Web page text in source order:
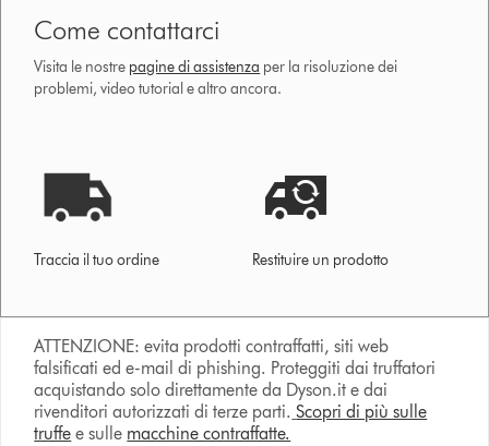
Come contattarci
Visita le nostre pagine di assistenza per la risoluzione dei
problemi, video tutorial e altro ancora.
Traccia il tuo ordine Restituire un prodotto
ATTENZIONE: evita prodotti contraffatti, siti web
falsificati ed e-mail di phishing. Proteggiti dai truffatori
acquistando solo direttamente da Dyson.it e dai
rivenditori autorizzati di terze parti. Scopri di più sulle
truffe e sulle macchine contraffatte.